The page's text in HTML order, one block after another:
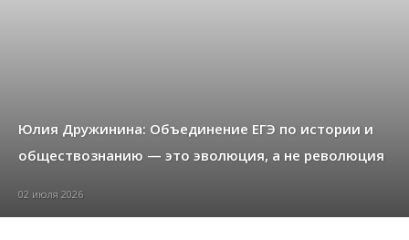
Юлия Дружинина: Объединение ЕГЭ по истории и
обществознанию — это эволюция, а не революция
02 июля 2026